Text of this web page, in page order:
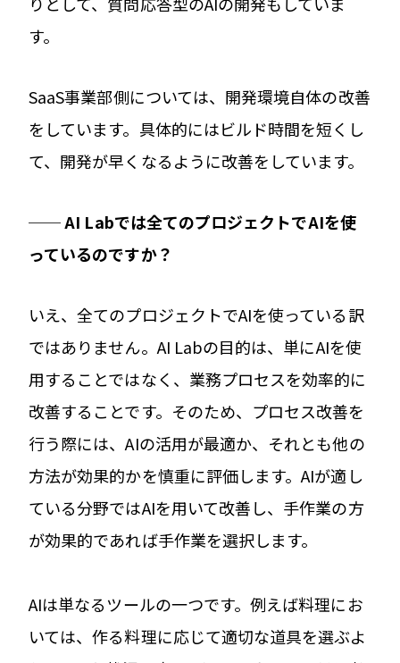
す。
SaaS事業部側については、開発環境自体の改善
をしています。具体的にはビルド時間を短くし
て、開発が早くなるように改善をしています。
── AI Labでは全てのプロジェクトでAIを使
っているのですか？
いえ、全てのプロジェクトでAIを使っている訳
ではありません。AI Labの目的は、単にAIを使
用することではなく、業務プロセスを効率的に
改善することです。そのため、プロセス改善を
行う際には、AIの活用が最適か、それとも他の
方法が効果的かを慎重に評価します。AIが適し
ている分野ではAIを用いて改善し、手作業の方
が効果的であれば手作業を選択します。
AIは単なるツールの一つです。例えば料理にお
いては、作る料理に応じて適切な道具を選ぶよ